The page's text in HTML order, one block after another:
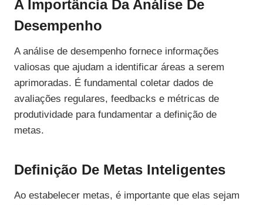
A Importância Da Análise De
Desempenho
A análise de desempenho fornece informações
valiosas que ajudam a identificar áreas a serem
aprimoradas. É fundamental coletar dados de
avaliações regulares, feedbacks e métricas de
produtividade para fundamentar a definição de
metas.
Definição De Metas Inteligentes
Ao estabelecer metas, é importante que elas sejam